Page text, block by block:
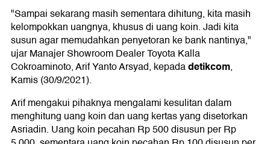
"Sampai sekarang masih sementara dihitung, kita masih
kelompokkan uangnya, khusus di uang koin. Jadi kita
susun agar memudahkan penyetoran ke bank nantinya,"
ujar Manajer Showroom Dealer Toyota Kalla
Cokroaminoto, Arif Yanto Arsyad, kepadadetikcom,
Kamis (30/9/2021).
Arif mengakui pihaknya mengalami kesulitan dalam
menghitung uang koin dan uang kertas yang disetorkan
Asriadin. Uang koin pecahan Rp 500 disusun per Rp